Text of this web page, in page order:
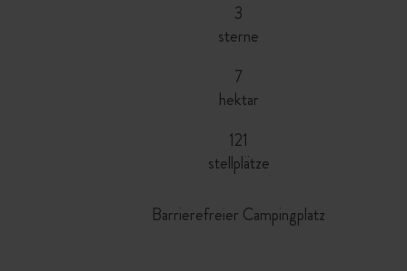
3
sterne
7
hektar
121
stellplätze
Barrierefreier Campingplatz